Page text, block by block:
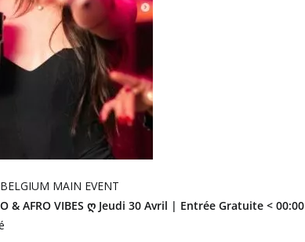
MAIN EVENT
& AFRO VIBES ღ Jeudi 30 Avril | Entrée Gratuite < 00:00